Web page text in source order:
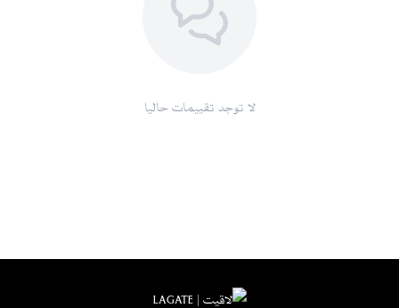
لا توجد تقييمات حاليا